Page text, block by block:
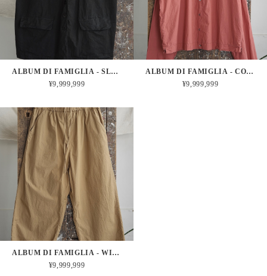
ALBUM DI FAMIGLIA - SLEEVELESS BIG BLAZER CC (BLACK)
¥9,999,999
ALBUM DI FAMIGLIA - COLLAR SHIRT TC (CORAL)
¥9,999,999
ALBUM DI FAMIGLIA - WIDE&SHORT TROUSERS TC (GOLD)
¥9,999,999